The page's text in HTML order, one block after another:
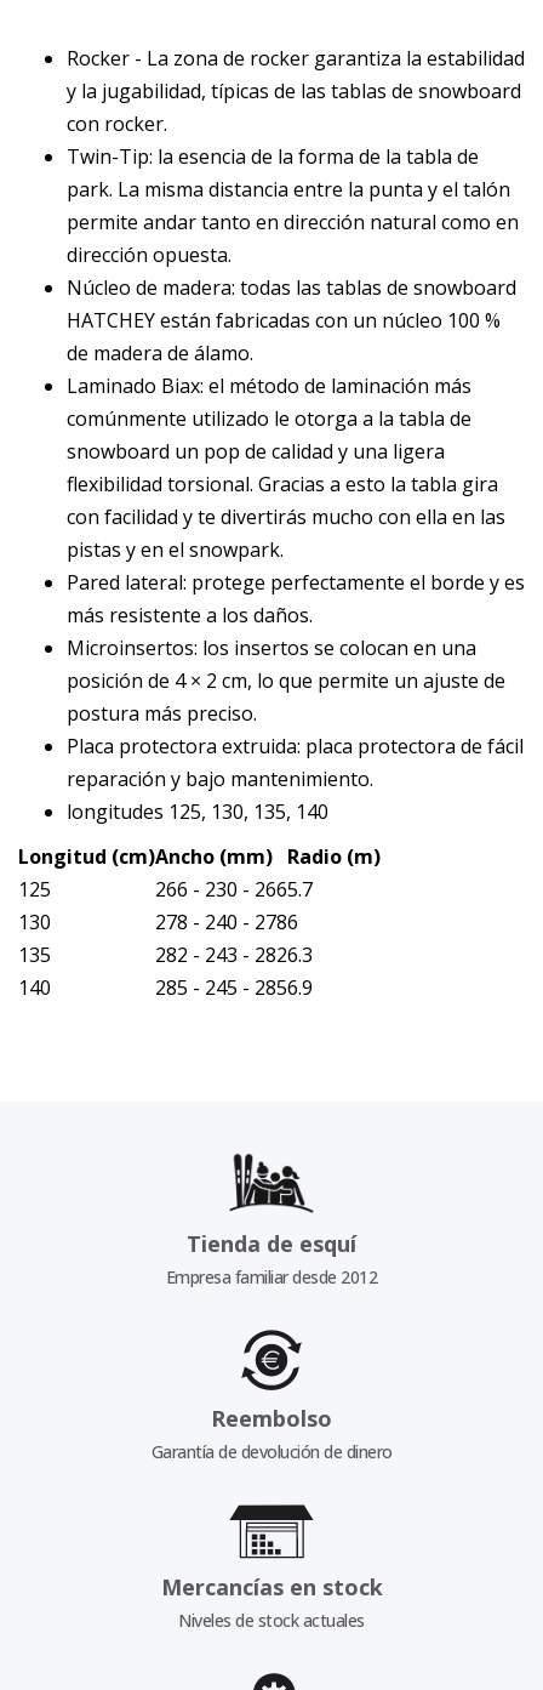
Rocker - La zona de rocker garantiza la estabilidad
y la jugabilidad, típicas de las tablas de snowboard
con rocker.
Twin-Tip: la esencia de la forma de la tabla de
park. La misma distancia entre la punta y el talón
permite andar tanto en dirección natural como en
dirección opuesta.
Núcleo de madera: todas las tablas de snowboard
HATCHEY están fabricadas con un núcleo 100 %
de madera de álamo.
Laminado Biax: el método de laminación más
comúnmente utilizado le otorga a la tabla de
snowboard un pop de calidad y una ligera
flexibilidad torsional. Gracias a esto la tabla gira
con facilidad y te divertirás mucho con ella en las
pistas y en el snowpark.
Pared lateral: protege perfectamente el borde y es
más resistente a los daños.
Microinsertos: los insertos se colocan en una
posición de 4 × 2 cm, lo que permite un ajuste de
postura más preciso.
Placa protectora extruida: placa protectora de fácil
reparación y bajo mantenimiento.
longitudes 125, 130, 135, 140
Longitud (cm)Ancho (mm) Radio (m)
125
266 - 230 - 2665.7
130
278 - 240 - 2786
135
282 - 243 - 2826.3
140
285 - 245 - 2856.9
Tienda de esquí
Empresa familiar desde 2012
Reembolso
Garantía de devolución de dinero
Mercancías en stock
Niveles de stock actuales